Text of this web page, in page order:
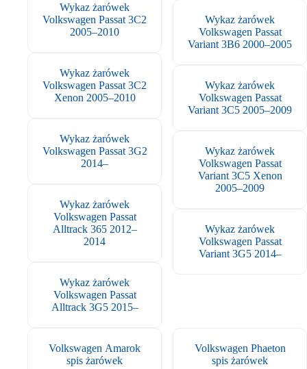
Wykaz żarówek
Volkswagen Passat 3C2
2005–2010
Wykaz żarówek
Volkswagen Passat 3C2
Xenon 2005–2010
Wykaz żarówek
Volkswagen Passat 3G2
2014–
Wykaz żarówek
Volkswagen Passat
Alltrack 365 2012–
2014
Wykaz żarówek
Volkswagen Passat
Alltrack 3G5 2015–
Wykaz żarówek
Volkswagen Passat
Variant 3B6 2000–2005
Wykaz żarówek
Volkswagen Passat
Variant 3C5 2005–2009
Wykaz żarówek
Volkswagen Passat
Variant 3C5 Xenon
2005–2009
Wykaz żarówek
Volkswagen Passat
Variant 3G5 2014–
Volkswagen Amarok
spis żarówek
Volkswagen Phaeton
spis żarówek